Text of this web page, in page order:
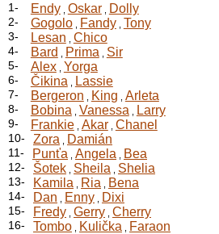
1- Endy, Oskar, Dolly
2- Gogolo, Fandy, Tony
3- Lesan Chico
4- Bard Prima Sir
5- Alex, Yorga
6- Čikina Lassie
7- Bergeron King Arleta
8- Bobina Vanessa Larry
9- Frankie, Akar, Chanel
10- Zora Damián
11- Punťa Angela Bea
12- Šotek Sheila Shelia
13- Kamila Ria Bena
14- Dan Enny Dixi
15- Fredy Gerry Cherry
16- Tombo Kulička Faraon